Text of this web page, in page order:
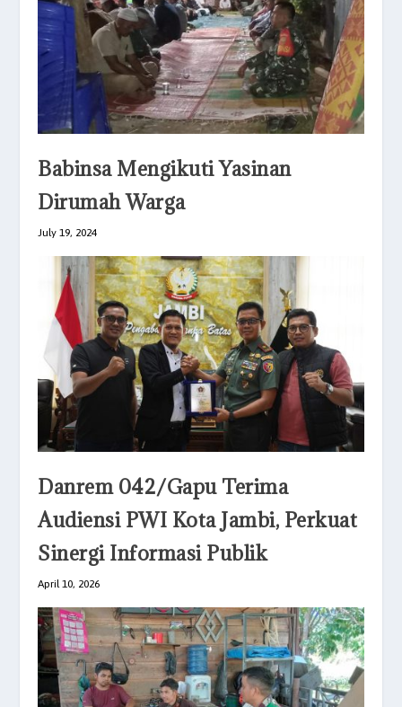
Babinsa Mengikuti Yasinan
Dirumah Warga
July 19, 2024
Danrem 042/Gapu Terima
Audiensi PWI Kota Jambi, Perkuat
Sinergi Informasi Publik
April 10, 2026